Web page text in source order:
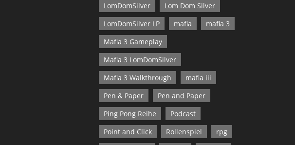
LomDomSilver
Lom Dom Silver
LomDomSilver LP
mafia
mafia 3
Mafia 3 Gameplay
Mafia 3 LomDomSilver
Mafia 3 Walkthrough
mafia iii
Pen & Paper
Pen and Paper
Ping Pong Reihe
Podcast
Point and Click
Rollenspiel
rpg